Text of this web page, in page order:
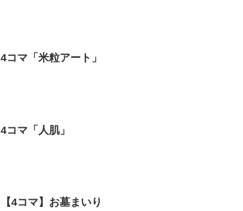
4コマ「米粒アート」
4コマ「人肌」
【4コマ】お墓まいり